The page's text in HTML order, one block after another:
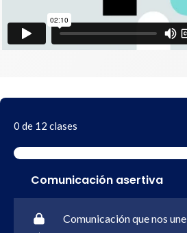
0 de 12 clases
Comunicación asertiva
Comunicación que nos une